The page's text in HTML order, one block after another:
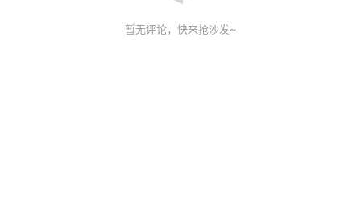
暂无评论，快来抢沙发~